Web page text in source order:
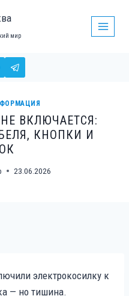
мир
ВКЛЮЧАЕТСЯ:
КНОПКИ И
23.06.2026
электрокосилку к
— но тишина.